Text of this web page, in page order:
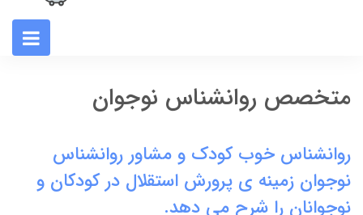
متخصص روانشناس نوجوان
روانشناس خوب کودک و مشاور روانشناس
نوجوان زمینه ی پرورش استقلال در کودکان و
نوجوانان را شرح می دهد.